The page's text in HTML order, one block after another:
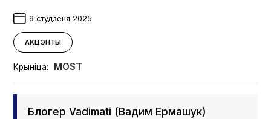
9 студзеня 2025
АКЦЭНТЫ
Крыніца: MOST
Блогер Vadi­mati (Вадим Ермашук)